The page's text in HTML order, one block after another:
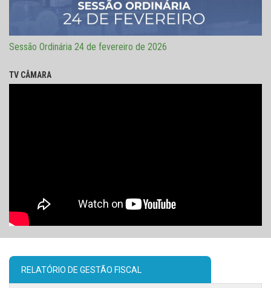
Sessão Ordinária 24 de fevereiro de 2026
TV CÂMARA
RELATÓRIO DE GESTÃO FISCAL